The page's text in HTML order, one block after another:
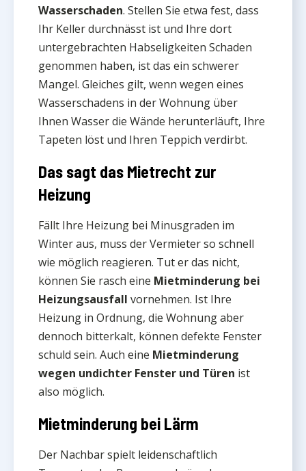
Wasserschaden. Stellen Sie etwa fest, dass
Ihr Keller durchnässt ist und Ihre dort
untergebrachten Habseligkeiten Schaden
genommen haben, ist das ein schwerer
Mangel. Gleiches gilt, wenn wegen eines
Wasserschadens in der Wohnung über
Ihnen Wasser die Wände herunterläuft, Ihre
Tapeten löst und Ihren Teppich verdirbt.
Das sagt das Mietrecht zur
Heizung
Fällt Ihre Heizung bei Minusgraden im
Winter aus, muss der Vermieter so schnell
wie möglich reagieren. Tut er das nicht,
können Sie rasch eine Mietminderung bei
Heizungsausfall vornehmen. Ist Ihre
Heizung in Ordnung, die Wohnung aber
dennoch bitterkalt, können defekte Fenster
schuld sein. Auch eine Mietminderung
wegen undichter Fenster und Türen ist
also möglich.
Mietminderung bei Lärm
Der Nachbar spielt leidenschaftlich